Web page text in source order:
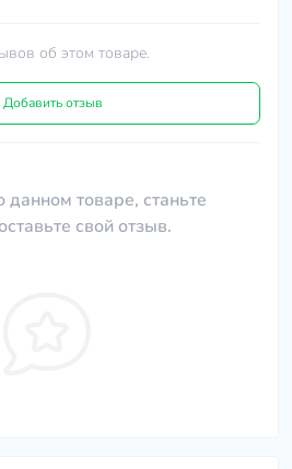
об этом товаре.
Добавить отзыв
данном товаре, станьте
свой отзыв.